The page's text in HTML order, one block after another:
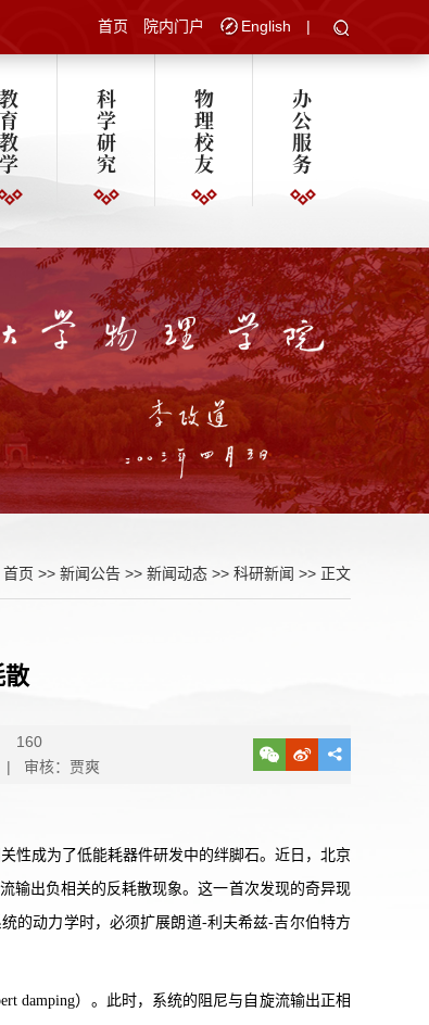
首页 院内门户 English |
教
育
教
学
科
学
研
究
物
理
校
友
办
公
服
务
首页 >> 新闻公告 >> 新闻动态 >> 科研新闻 >> 正文
散
160
| 审核：贾爽
性成为了低能耗器件研发中的绊脚石。近日，北京
输出负相关的反耗散现象。这一首次发现的奇异现
的动力学时，必须扩展朗道-利夫希兹-吉尔伯特方
damping）。此时，系统的阻尼与自旋流输出正相